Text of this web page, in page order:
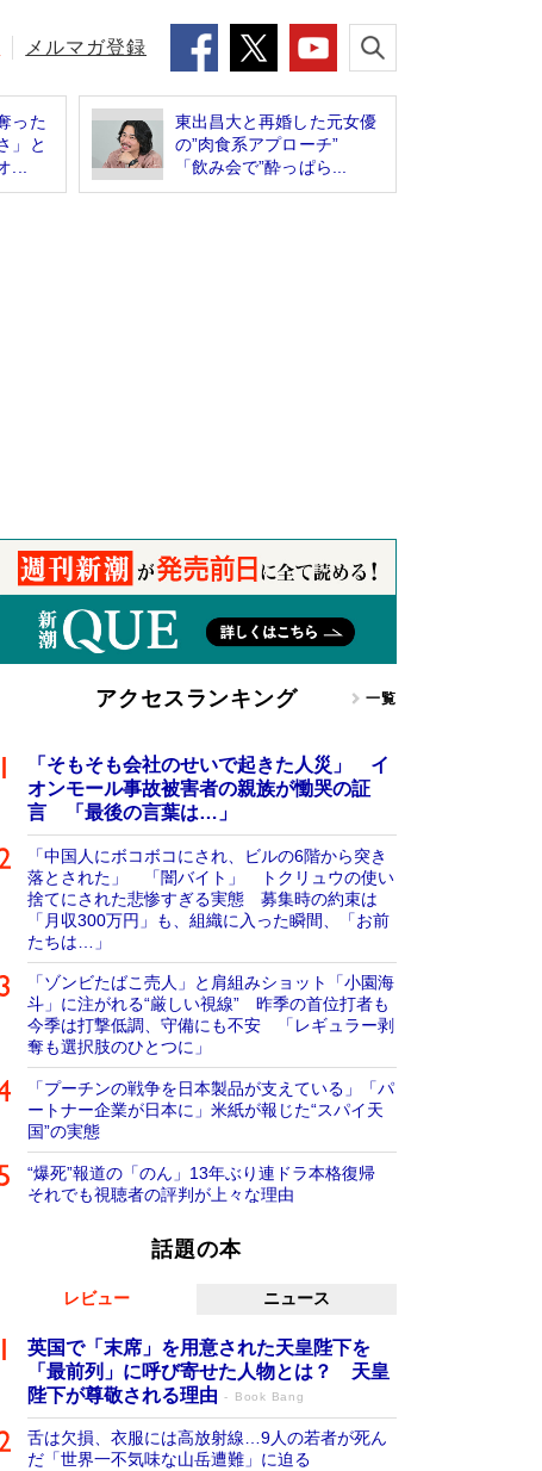
メルマガ登録
った
」と
...
東出昌大と再婚した元女優
の”肉食系アプローチ”
「飲み会で”酔っぱら...
アクセスランキング 一覧
「そもそも会社のせいで起きた人災」 イ
オンモール事故被害者の親族が慟哭の証
言 「最後の言葉は…」
「中国人にボコボコにされ、ビルの6階から突き
落とされた」 「闇バイト」 トクリュウの使い
捨てにされた悲惨すぎる実態 募集時の約束は
「月収300万円」も、組織に入った瞬間、「お前
たちは…」
「ゾンビたばこ売人」と肩組みショット「小園海
斗」に注がれる“厳しい視線” 昨季の首位打者も
今季は打撃低調、守備にも不安 「レギュラー剥
奪も選択肢のひとつに」
「プーチンの戦争を日本製品が支えている」「パ
ートナー企業が日本に」米紙が報じた“スパイ天
国”の実態
“爆死”報道の「のん」13年ぶり連ドラ本格復帰
それでも視聴者の評判が上々な理由
話題の本
レビュー ニュース
英国で「末席」を用意された天皇陛下を
「最前列」に呼び寄せた人物とは？ 天皇
陛下が尊敬される理由
Book Bang
舌は欠損、衣服には高放射線…9人の若者が死ん
だ「世界一不気味な山岳遭難」に迫る